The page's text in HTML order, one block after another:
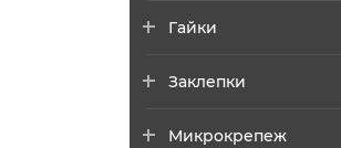
Гайки
Заклепки
Микрокрепеж